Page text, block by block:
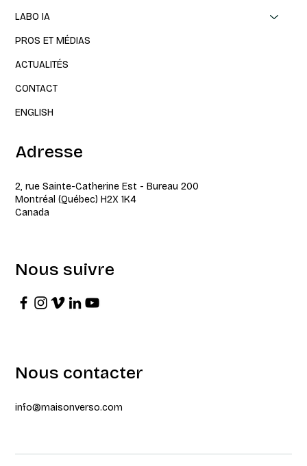
LABO IA
PROS ET MÉDIAS
ACTUALITÉS
CONTACT
ENGLISH
Adresse
2, rue Sainte-Catherine Est - Bureau 200
Montréal (Québec) H2X 1K4
Canada
Nous suivre
Nous contacter
info@maisonverso.com